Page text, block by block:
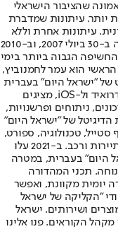
שהציבור הישראלי
יותר. עיתונות שמדברת
עיתונות אחרת וללא
תשלום. המהדורה המודפסת הראשונה פורסמה ב-30 ביולי 2007, וב-2010
הגבוה ביותר בימי
הראשי הוא עמר לחמנוביץ,
של "ישראל היום" בעברית
ובאנגלית, כמו כן היישומונים (אפליקציות) לאנדרואיד ול-iOS, מציגים
ניתוחים ופרשנויות,
הדיגיטל של "ישראל היום"
סטייל, טכנולוגיה, ספורט,
כלכלה וצרכנות, בריאות, חיילים, אוכל, יהדות, תיירות ורכב. ב-2021 עלו
היום" בעברית, במטרה
תכני המהדורה
יומית מקוונת, ואפשר
"הקליקה של ישראל
ושירותים. ישראל
הקוראים. פנו אלינו